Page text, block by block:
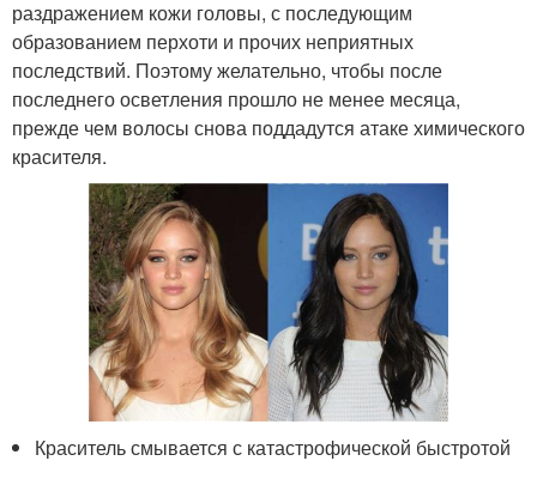
раздражением кожи головы, с последующим
образованием перхоти и прочих неприятных
последствий. Поэтому желательно, чтобы после
последнего осветления прошло не менее месяца,
прежде чем волосы снова поддадутся атаке химического
красителя.
Краситель смывается с катастрофической быстротой